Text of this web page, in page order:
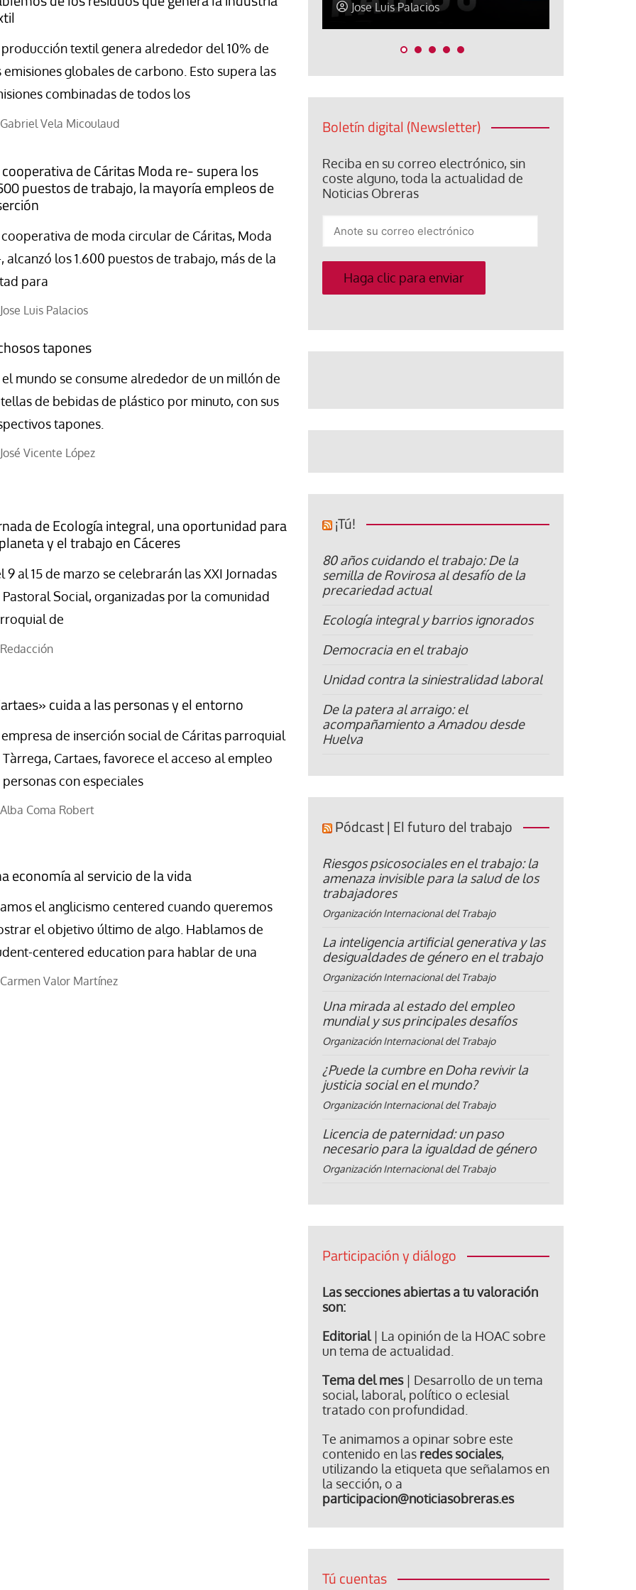
producción textil genera alrededor del 10% de
emisiones globales de carbono. Esto supera las
combinadas de todos los
Gabriel Vela Micoulaud
cooperativa de Cáritas Moda re- supera los
puestos de trabajo, la mayoría empleos de
cooperativa de moda circular de Cáritas, Moda
alcanzó los 1.600 puestos de trabajo, más de la
para
Jose Luis Palacios
tapones
el mundo se consume alrededor de un millón de
de bebidas de plástico por minuto, con sus
tapones.
José Vicente López
de Ecología integral, una oportunidad para
y el trabajo en Cáceres
9 al 15 de marzo se celebrarán las XXI Jornadas
Pastoral Social, organizadas por la comunidad
de
Redacción
cuida a las personas y el entorno
empresa de inserción social de Cáritas parroquial
Cartaes, favorece el acceso al empleo
con especiales
Alba Coma Robert
economía al servicio de la vida
el anglicismo centered cuando queremos
el objetivo último de algo. Hablamos de
centered education para hablar de una
Carmen Valor Martínez
Jose Luis Palacios Jose Luis Palacios
Boletín digital (Newsletter)
Reciba en su correo electrónico, sin
coste alguno, toda la actualidad de
Noticias Obreras
su
correo
electrónico
Haga clic para enviar
¡Tú!
80 años cuidando el trabajo: De la
semilla de Rovirosa al desafío de la
precariedad actual
Ecología integral y barrios ignorados
Democracia en el trabajo
Unidad contra la siniestralidad laboral
De la patera al arraigo: el
acompañamiento a Amadou desde
Huelva
Pódcast | El futuro del trabajo
Riesgos psicosociales en el trabajo: la
amenaza invisible para la salud de los
trabajadores
Organización Internacional del Trabajo
La inteligencia artificial generativa y las
desigualdades de género en el trabajo
Organización Internacional del Trabajo
Una mirada al estado del empleo
mundial y sus principales desafíos
Organización Internacional del Trabajo
¿Puede la cumbre en Doha revivir la
justicia social en el mundo?
Organización Internacional del Trabajo
Licencia de paternidad: un paso
necesario para la igualdad de género
Organización Internacional del Trabajo
Participación y diálogo
Las secciones abiertas a tu valoración
son:
Editorial| La opinión de la HOAC sobre
un tema de actualidad.
Tema del mes| Desarrollo de un tema
social, laboral, político o eclesial
tratado con profundidad.
Te animamos a opinar sobre este
contenido en las redes sociales,
utilizando la etiqueta que señalamos en
la sección, o a
participacion@noticiasobreras.es
Tú cuentas